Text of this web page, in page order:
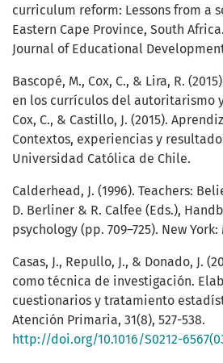
curriculum reform: Lessons from a
Eastern Cape Province, South
Journal of Educational
Bascopé, M., Cox, C., & Lira, R.
en los currículos del autoritarismo
Cox, C., & Castillo, J. (2015).
Contextos, experiencias y
Universidad Católica de Chile.
Calderhead, J. (1996). Teachers:
D. Berliner & R. Calfee (Eds.),
psychology (pp. 709–725). New
Casas, J., Repullo, J., & Donado, J.
como técnica de investigación.
cuestionarios y tratamiento
Atención Primaria, 31(8), 527-538.
http://doi.org/10.1016/S0212-